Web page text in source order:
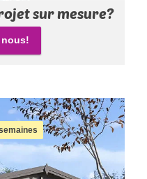
sur mesure?
nous!